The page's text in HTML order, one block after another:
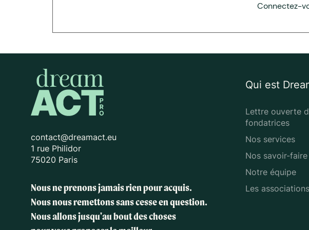
Connectez-
contact@dreamact.eu
1 rue Philidor
75020 Paris
Nous ne prenons jamais rien pour acquis.
Nous nous remettons sans cesse en question.
Nous allons jusqu'au bout des choses
Qui est
Lettre ouverte
fondatrices
Nos services
Nos savoir-faire
Notre équipe
Les